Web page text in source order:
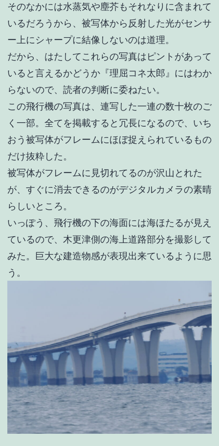
そのなかには水蒸気や塵芥もそれなりに含まれて
いるだろうから、被写体から反射した光がセンサ
ー上にシャープに結像しないのは道理。
だから、はたしてこれらの写真はピントがあって
いると言えるかどうか『理屈コネ太郎』にはわか
らないので、読者の判断に委ねたい。
この飛行機の写真は、 連写した一連の数十枚のご
く一部。 全てを掲載すると冗長になるので、いち
おう 被写体がフレームにほぼ捉えられているもの
だけ抜粋した。
被写体がフレームに見切れてるのが沢山とれた
が、すぐに消去できるのがデジタルカメラの素晴
らしいところ。
いっぽう、飛行機の下の海面には海ほたるが見え
ているので、木更津側の海上道路部分を撮影して
みた。巨大な建造物感が表現出来ているように思
う。